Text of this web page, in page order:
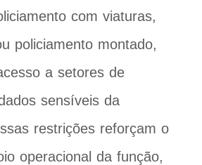
com viaturas,
policiamento montado,
a setores de
sensíveis da
restrições reforçam o
operacional da função,